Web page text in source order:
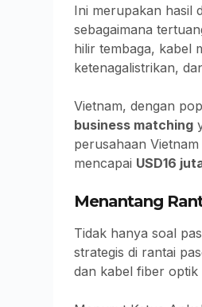
Ini merupakan hasil
sebagaimana
hilir tembaga, kabel
ketenagalistrikan,
Vietnam, dengan
business matching
perusahaan
mencapai USD16
Menantang
Tidak hanya soal
strategis di rantai
dan kabel fiber optik